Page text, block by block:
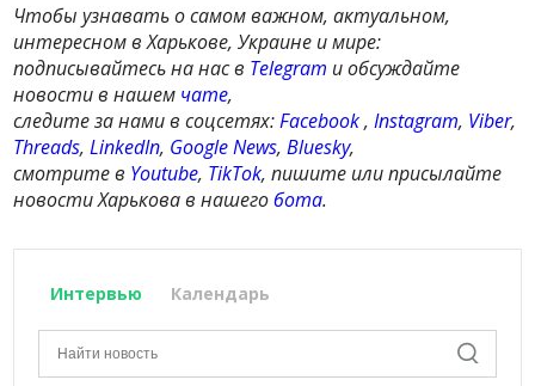
Чтобы узнавать о самом важном, актуальном,
интересном в Харькове, Украине и мире:
подписывайтесь на нас в Telegram и обсуждайте
новости в нашем чате,
следите за нами в соцсетях:Facebook,Instagram, Viber,
Threads,LinkedIn, Google News,Bluesky,
смотрите в Youtube, TikTok, пишите или присылайте
новости Харькова в нашегобота.
Интервью Календарь